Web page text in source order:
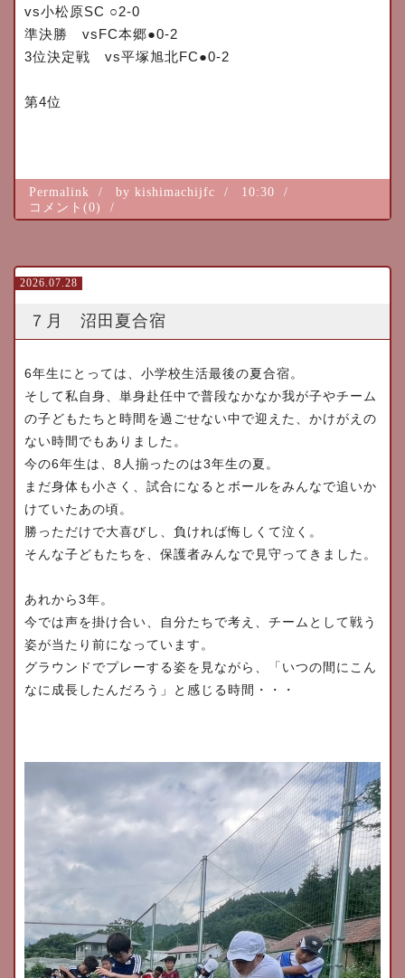
vs小松原SC ○2-0
準決勝 vsFC本郷●0-2
3位決定戦 vs平塚旭北FC●0-2
第4位
Permalink by kishimachijfc
10:30
コメント(0)
2026.07.28
７月 沼田夏合宿
6年生にとっては、小学校生活最後の夏合宿。
そして私自身、 単身赴任中で普段なかなか我が子やチーム
の子どもたちと時間を過 ごせない中で迎えた、かけがえの
ない時間でもありました。
今の6年生は、 8 人揃ったのは3年生の夏。
まだ身体も小さく、 試合になるとボールをみんなで追いか
けていたあの頃。
勝っただけで大喜びし、負ければ悔しくて泣く。
そんな子どもたちを、保護者みんなで見守ってきました。
あれから 3年。
今では声を掛け合い、自分たちで考え、 チームとして戦う
姿が当たり前になっています。
グラウンドでプレーする姿を見ながら、「 いつの間にこん
なに成長したんだろう」と感じる時間・・・